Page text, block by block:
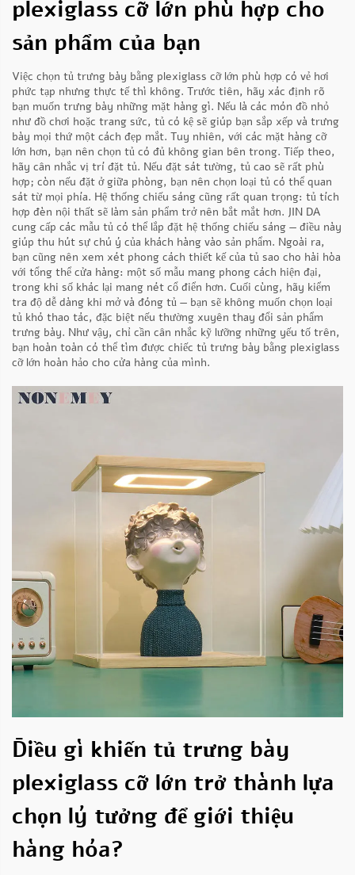
plexiglass cỡ lớn phù hợp cho
sản phẩm của bạn
Việc chọn tủ trưng bày bằng plexiglass cỡ lớn phù hợp có vẻ hơi
phức tạp nhưng thực tế thì không. Trước tiên, hãy xác định rõ
bạn muốn trưng bày những mặt hàng gì. Nếu là các món đồ nhỏ
như đồ chơi hoặc trang sức, tủ có kệ sẽ giúp bạn sắp xếp và trưng
bày mọi thứ một cách đẹp mắt. Tuy nhiên, với các mặt hàng cỡ
lớn hơn, bạn nên chọn tủ có đủ không gian bên trong. Tiếp theo,
hãy cân nhắc vị trí đặt tủ. Nếu đặt sát tường, tủ cao sẽ rất phù
hợp; còn nếu đặt ở giữa phòng, bạn nên chọn loại tủ có thể quan
sát từ mọi phía. Hệ thống chiếu sáng cũng rất quan trọng: tủ tích
hợp đèn nội thất sẽ làm sản phẩm trở nên bắt mắt hơn. JIN DA
cung cấp các mẫu tủ có thể lắp đặt hệ thống chiếu sáng — điều này
giúp thu hút sự chú ý của khách hàng vào sản phẩm. Ngoài ra,
bạn cũng nên xem xét phong cách thiết kế của tủ sao cho hài hòa
với tổng thể cửa hàng: một số mẫu mang phong cách hiện đại,
trong khi số khác lại mang nét cổ điển hơn. Cuối cùng, hãy kiểm
tra độ dễ dàng khi mở và đóng tủ — bạn sẽ không muốn chọn loại
tủ khó thao tác, đặc biệt nếu thường xuyên thay đổi sản phẩm
trưng bày. Như vậy, chỉ cần cân nhắc kỹ lưỡng những yếu tố trên,
bạn hoàn toàn có thể tìm được chiếc tủ trưng bày bằng plexiglass
cỡ lớn hoàn hảo cho cửa hàng của mình.
Điều gì khiến tủ trưng bày
plexiglass cỡ lớn trở thành lựa
chọn lý tưởng để giới thiệu
hàng hóa?